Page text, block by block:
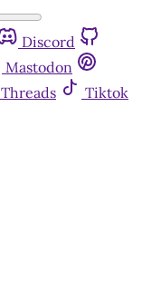
Discord
Mastodon
Threads
Tiktok